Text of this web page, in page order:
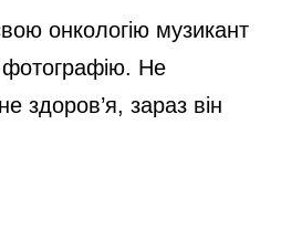
онкологію музикант
фотографію. Не
здоров’я, зараз він